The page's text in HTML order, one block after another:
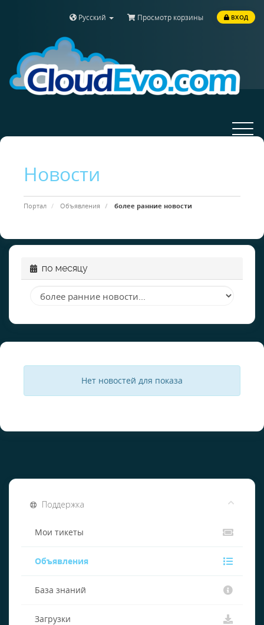
Русский Просмотр корзины ВХОД
Toggle
Новости
Портал Объявления более ранние новости
по месяцу
Нет новостей для показа
Поддержка
Мои тикеты
Объявления
База знаний
Загрузки